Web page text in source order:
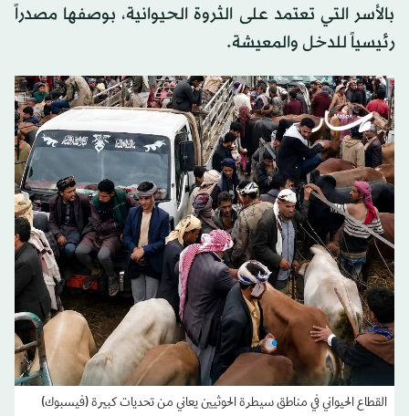
بالأسر التي تعتمد على الثروة الحيوانية، بوصفها مصدراً
رئيسياً للدخل والمعيشة.
القطاع الحيواني في مناطق سيطرة الحوثيين يعاني من تحديات كبيرة (فيسبوك)